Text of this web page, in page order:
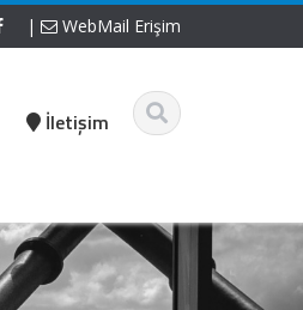
| WebMail Erişim
İletişim